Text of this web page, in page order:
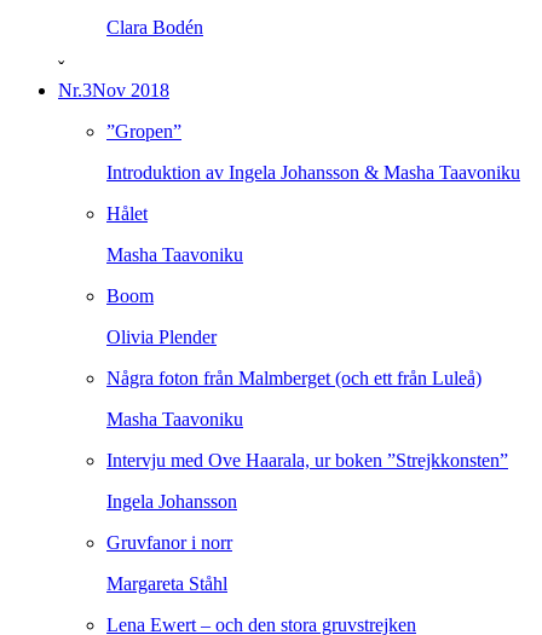
Clara Bodén
ˇ
Nr.3Nov 2018
”Gropen”
Introduktion av Ingela Johansson & Masha Taavoniku
Hålet
Masha Taavoniku
Boom
Olivia Plender
Några foton från Malmberget (och ett från Luleå)
Masha Taavoniku
Intervju med Ove Haarala, ur boken ”Strejkkonsten”
Ingela Johansson
Gruvfanor i norr
Margareta Ståhl
Lena Ewert – och den stora gruvstrejken